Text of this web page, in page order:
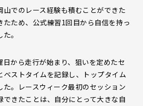
山でのレース経験も積むことができた
たため、公式練習1回目から自信を持っ
。
日から走行が始まり、狙いを定めたセ
ベストタイムを記録し、トップタイム
た。レースウィーク最初のセッション
できたことは、自分にとって大きな自